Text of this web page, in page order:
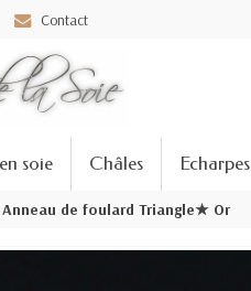
Contact
soie Châles Echarpes
Anneau de foulard Triangle★ Or